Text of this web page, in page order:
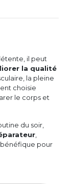
il peut
la qualité
la pleine
choisie
le corps et
du soir,
pour